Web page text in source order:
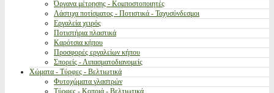
Όργανα μέτρησης - Κομποστοποιητές
Λάστιχα ποτίσματος - Ποτιστικά - Ταχυσύνδεσμοι
Εργαλεία χειρός
Ποτιστήρια πλαστικά
Καρότσια κήπου
Προσφορές εργαλείων κήπου
Σπορείς - Λιπασματοδιανομείς
Χώματα - Τύρφες - Βελτιωτικά
Φυτοχώματα γλαστρών
Τύρφες - Κοπριά - Βελτιωτικά